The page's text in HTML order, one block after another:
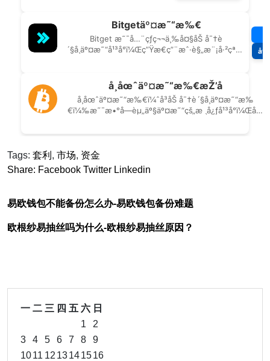
Tags: 套利 , 市场, 资金
Share: Facebook Twitter Linkedin
易欧钱包不能备份怎么办-易欧钱包备份难题
欧根纱易抽丝吗为什么-欧根纱易抽丝原因？
一 二 三 四 五 六 日
1
2
3
4 5 6 7 8
9
1011 12 13141516